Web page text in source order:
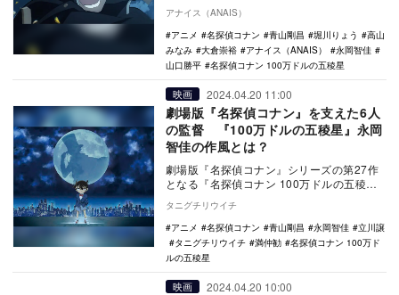
した本…
アナイス（ANAIS）
アニメ
名探偵コナン 青山剛昌 堀川りょう
高山
みなみ
大倉崇裕 アナイス（ANAIS）
永岡智佳
山口勝平
名探偵コナン 100万ドルの五稜星
映画 2024.04.20 11:00
劇場版『名探偵コナン』を支えた6人
の監督 『100万ドルの五稜星』永岡
智佳の作風とは？
劇場版『名探偵コナン』シリーズの第27作
となる『名探偵コナン 100万ドルの五稜
コナン…
タニグチリウイチ
アニメ
名探偵コナン 青山剛昌 永岡智佳
立川譲
タニグチリウイチ
満仲勧
名探偵コナン 100万ド
ルの五稜星
映画 2024.04.20 10:00